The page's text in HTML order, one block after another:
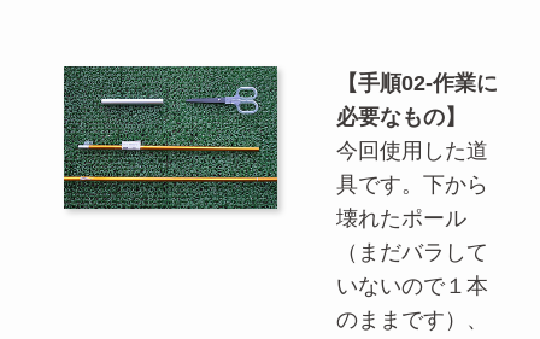
【手順02-作業に
必要なもの】
今回使用した道
具です。下から
壊れたポール
（まだバラして
いないので１本
のままです）、